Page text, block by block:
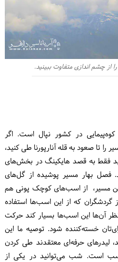
از چشم اندازی متفاوت ببینید.
کوه‌پیمایی در کشور نپال است. اگر
تا صعود به قله آنارپورنا طی کنید،
فقط به قصد هایکینگ در بخش‌های
فصل بهار مسیر پوشیده از گل‌های
مسیر، از اسب‌های کوچک پونی هم
گردشگران که از این اسب‌ها استفاده
آن‌ها این اسب‌ها بسیار کند حرکت
خسته‌کننده شود. توصیه ما این‌
لیدرهای حرفه‌ای معتقدند طی کردن
است. شب می‌توانید در یکی از